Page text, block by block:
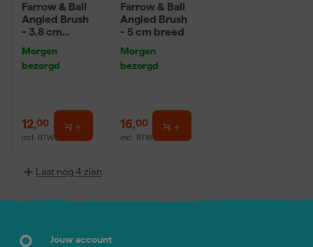
Farrow & Ball
Angled Brush
- 3,8 cm
Morgen
bezorgd
12,00
incl. BTW
Farrow & Ball
Angled Brush
- 5 cm breed
Morgen
bezorgd
16,00
incl. BTW
Laat nog 4 zien
Jouw account